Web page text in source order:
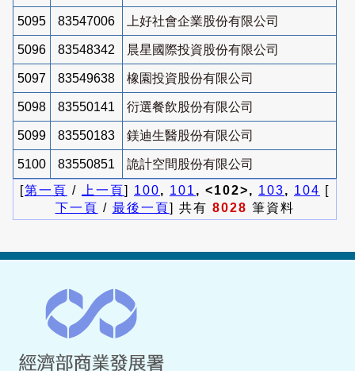
5095 83547006 上好社會企業股份有限公司
5096 83548342 晨星國際投資股份有限公司
5097 83549638 橡園投資股份有限公司
5098 83550141 衍選餐飲股份有限公司
5099 83550183 鎂迪生醫股份有限公司
5100 83550851
詭計空間股份有限公司
[第一頁 / 上一頁] 100, 101 , <102>, 103, 104 [
下一頁 / 最後一頁] 共有 8028 筆資料